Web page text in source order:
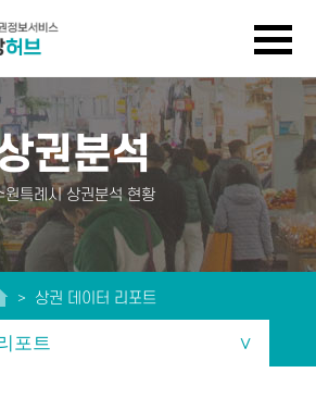
권분석
원특례시 상권분석 현황
> 상권 데이터 리포트
포트 ∨